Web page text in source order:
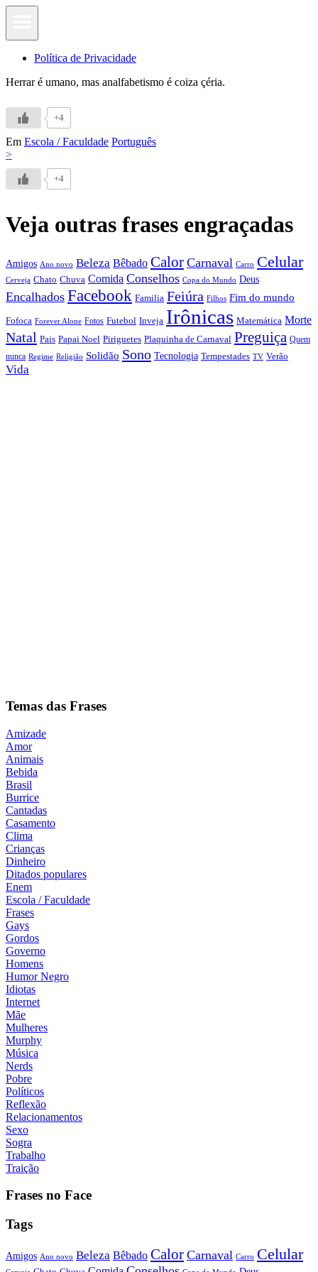
Política de Privacidade
Herrar é umano, mas analfabetismo é coiza çéria.
+4
Em Escola / Faculdade Português
>
+4
Veja outras frases engraçadas
Amigos Ano novo Beleza Bêbado Calor Carnaval Carro Celular
Cerveja Chato Chuva Comida Conselhos Copa do Mundo Deus
Encalhados Facebook Familia Feiúra Filhos Fim do mundo
Fofoca Forever Alone Fotos Futebol Inveja Irônicas Matemática Morte
Natal Pais Papai Noel Piriguetes Plaquinha de Carnaval Preguiça Quem
nunca Regime Religião Solidão Sono Tecnologia Tempestades TV Verão
Vida
Temas das Frases
Amizade
Amor
Animais
Bebida
Brasil
Burrice
Cantadas
Casamento
Clima
Crianças
Dinheiro
Ditados populares
Enem
Escola / Faculdade
Frases
Gays
Gordos
Governo
Homens
Humor Negro
Idiotas
Internet
Mãe
Mulheres
Murphy
Música
Nerds
Pobre
Políticos
Reflexão
Relacionamentos
Sexo
Sogra
Trabalho
Traição
Frases no Face
Tags
Amigos Ano novo Beleza Bêbado Calor Carnaval Carro Celular